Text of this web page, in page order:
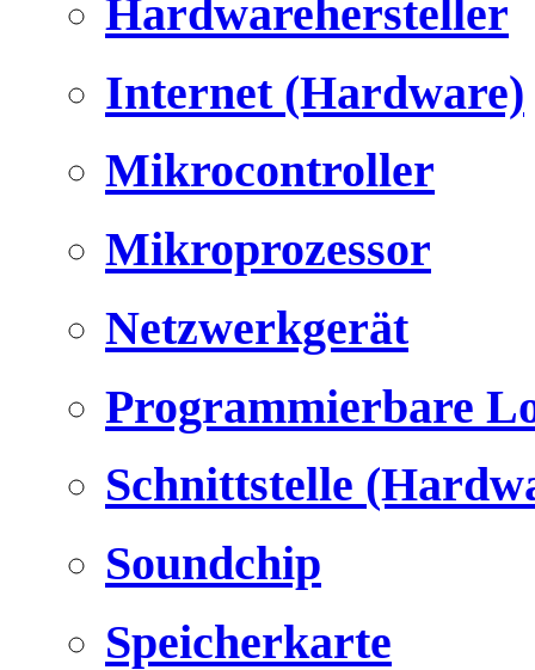
Hardwarehersteller
Internet (Hardware)
Mikrocontroller
Mikroprozessor
Netzwerkgerät
Programmierbare
Schnittstelle
Soundchip
Speicherkarte